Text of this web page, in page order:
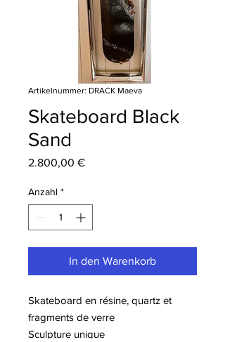
Artikelnummer: DRACK Maeva
Skateboard Black
Sand
2.800,00 €Preis
Anzahl *
In den Warenkorb
Skateboard en résine, quartz et
fragments de verre
Sculpture unique